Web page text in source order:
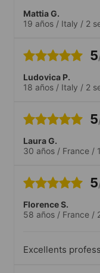
Mattia G.
19 años / Italy / 2
5
Ludovica P.
18 años / Italy / 2
5
Laura G.
30 años / France /
5
Florence S.
58 años / France /
Excellents